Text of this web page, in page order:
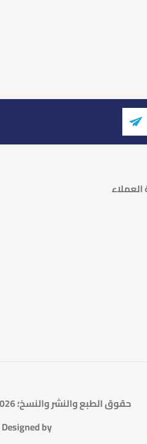
حقوق الطبع والنشر والنسخ؛ 2026 متجر الجيل . كل الحقوق محفوظة.
Designed by